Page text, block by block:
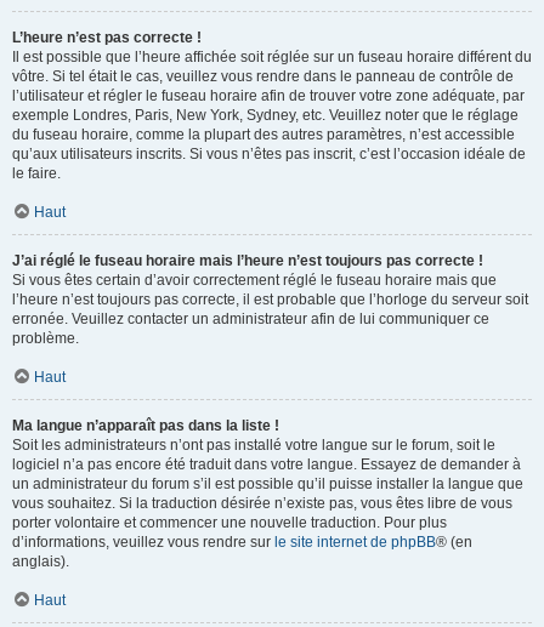
L’heure n’est pas correcte !
Il est possible que l’heure affichée soit réglée sur un fuseau horaire différent du
vôtre. Si tel était le cas, veuillez vous rendre dans le panneau de contrôle de
l’utilisateur et régler le fuseau horaire afin de trouver votre zone adéquate, par
exemple Londres, Paris, New York, Sydney, etc. Veuillez noter que le réglage
du fuseau horaire, comme la plupart des autres paramètres, n’est accessible
qu’aux utilisateurs inscrits. Si vous n’êtes pas inscrit, c’est l’occasion idéale de
le faire.
Haut
J’ai réglé le fuseau horaire mais l’heure n’est toujours pas correcte !
Si vous êtes certain d’avoir correctement réglé le fuseau horaire mais que
l’heure n’est toujours pas correcte, il est probable que l’horloge du serveur soit
erronée. Veuillez contacter un administrateur afin de lui communiquer ce
problème.
Haut
Ma langue n’apparaît pas dans la liste !
Soit les administrateurs n’ont pas installé votre langue sur le forum, soit le
logiciel n’a pas encore été traduit dans votre langue. Essayez de demander à
un administrateur du forum s’il est possible qu’il puisse installer la langue que
vous souhaitez. Si la traduction désirée n’existe pas, vous êtes libre de vous
porter volontaire et commencer une nouvelle traduction. Pour plus
d’informations, veuillez vous rendre sur le site internet de phpBB® (en
anglais).
Haut